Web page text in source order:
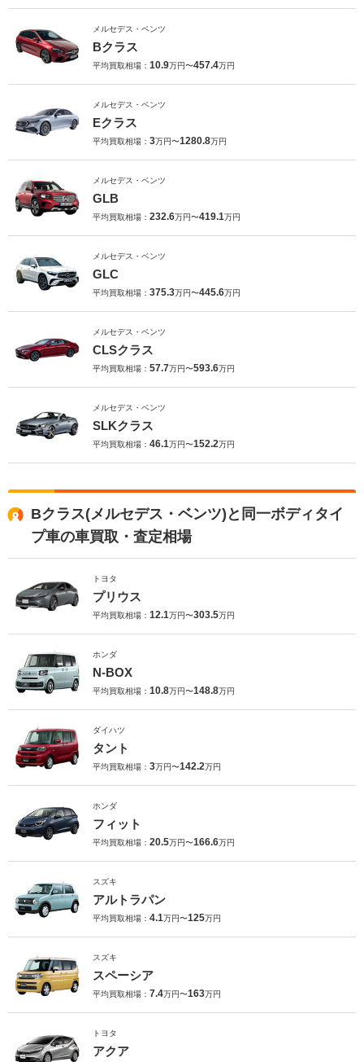
メルセデス・ベンツ
Bクラス
平均買取相場： 10.9万円〜457.4万円
メルセデス・ベンツ
Eクラス
平均買取相場： 3万円〜1280.8万円
メルセデス・ベンツ
GLB
平均買取相場： 232.6万円〜419.1万円
メルセデス・ベンツ
GLC
平均買取相場： 375.3万円〜445.6万円
メルセデス・ベンツ
CLSクラス
平均買取相場： 57.7万円〜593.6万円
メルセデス・ベンツ
SLKクラス
平均買取相場： 46.1万円〜152.2万円
Bクラス(メルセデス・ベンツ)と同一ボディタイ
プ車の車買取・査定相場
トヨタ
プリウス
平均買取相場： 12.1万円〜303.5万円
ホンダ
N-BOX
平均買取相場： 10.8万円〜148.8万円
ダイハツ
タント
平均買取相場： 3万円〜142.2万円
ホンダ
フィット
平均買取相場： 20.5万円〜166.6万円
スズキ
アルトラパン
平均買取相場： 4.1万円〜125万円
スズキ
スペーシア
平均買取相場： 7.4万円〜163万円
トヨタ
アクア